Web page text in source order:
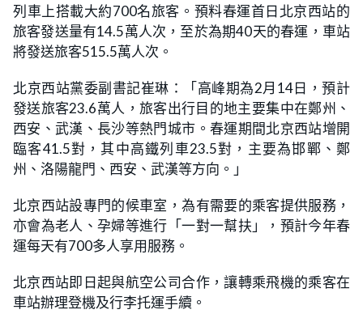
列車上搭載大約700名旅客。預料春運首日北京西站的
旅客發送量有14.5萬人次，至於為期40天的春運，車站
將發送旅客515.5萬人次。
北京西站黨委副書記崔琳：「高峰期為2月14日，預計
發送旅客23.6萬人，旅客出行目的地主要集中在鄭州、
西安、武漢、長沙等熱門城市。春運期間北京西站增開
臨客41.5對，其中高鐵列車23.5對，主要為邯鄲、鄭
州、洛陽龍門、西安、武漢等方向。」
北京西站設專門的候車室，為有需要的乘客提供服務，
亦會為老人、孕婦等進行「一對一幫扶」，預計今年春
運每天有700多人享用服務。
北京西站即日起與航空公司合作，讓轉乘飛機的乘客在
車站辦理登機及行李托運手續。